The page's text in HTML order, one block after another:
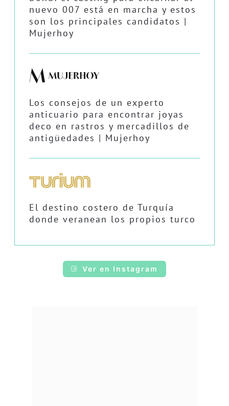
nuevo 007 está en marcha y estos
son los principales candidatos |
Mujerhoy
Los consejos de un experto
anticuario para encontrar joyas
deco en rastros y mercadillos de
antigüedades | Mujerhoy
El destino costero de Turquía
donde veranean los propios turco
Ver en Instagram